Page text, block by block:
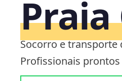
Praia
Socorro e transporte
Profissionais